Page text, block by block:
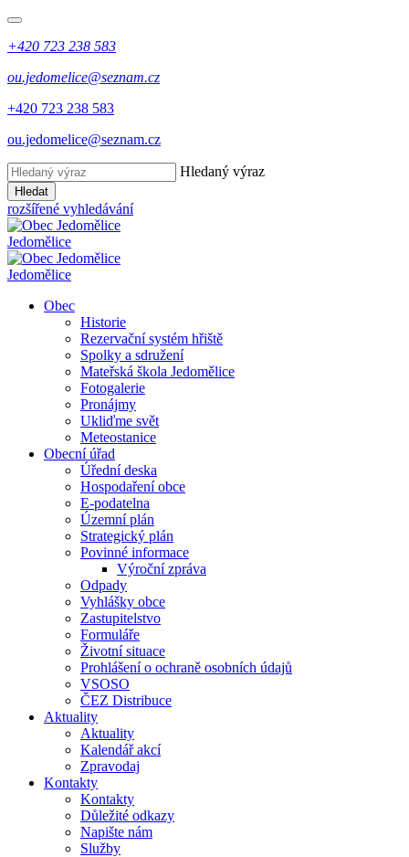
+420 723 238 583
ou.jedomelice@seznam.cz
+420 723 238 583
ou.jedomelice@seznam.cz
Hledaný výraz
Hledat
rozšířené vyhledávání
Jedomělice
Jedomělice
Obec
Historie
Rezervační systém hřiště
Spolky a sdružení
Mateřská škola Jedomělice
Fotogalerie
Pronájmy
Ukliďme svět
Meteostanice
Obecní úřad
Úřední deska
Hospodaření obce
E-podatelna
Územní plán
Strategický plán
Povinné informace
Výroční zpráva
Odpady
Vyhlášky obce
Zastupitelstvo
Formuláře
Životní situace
Prohlášení o ochraně osobních údajů
VSOSO
ČEZ Distribuce
Aktuality
Aktuality
Kalendář akcí
Zpravodaj
Kontakty
Kontakty
Důležité odkazy
Napište nám
Služby